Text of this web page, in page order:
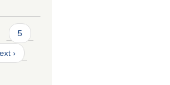
5
›